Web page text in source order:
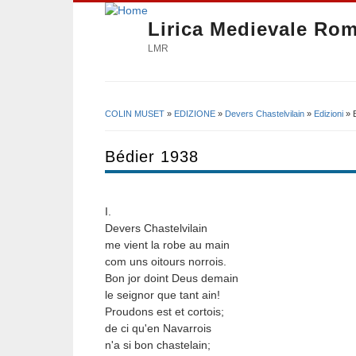
Lirica Medievale
LMR
COLIN MUSET » EDIZIONE » Devers Chastelvilain » Edizioni »
Bédier 1938
I.
Devers Chastelvilain
me vient la robe au main
com uns oitours norrois.
Bon jor doint Deus demain
le seignor que tant ain!
Proudons est et cortois;
de ci qu'en Navarrois
n'a si bon chastelain;